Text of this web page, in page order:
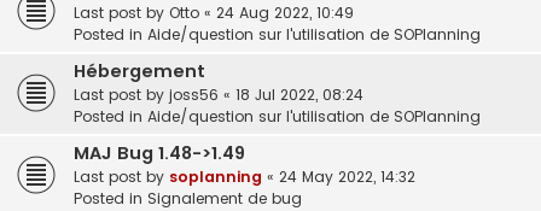
Last post by Otto « 24 Aug 2022, 10:49
Posted in Aide/question sur l'utilisation de SOPlanning
Hébergement
Last post by joss56 « 18 Jul 2022, 08:24
Posted in Aide/question sur l'utilisation de SOPlanning
MAJ Bug 1.48->1.49
Last post by soplanning « 24 May 2022, 14:32
Posted in Signalement de bug